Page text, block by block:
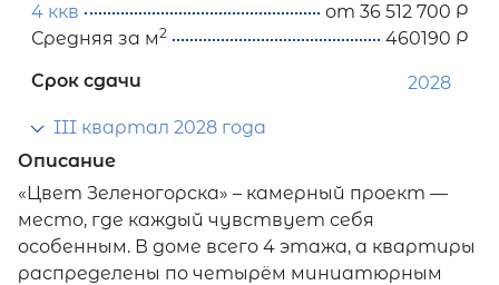
4 ккв
от 36 512 700 Р
Средняя за м2
460190 Р
Срок сдачи
2028
III квартал 2028 года
Описание
«Цвет Зеленогорска» – камерный проект —
место, где каждый чувствует себя
особенным. В доме всего 4 этажа, а квартиры
распределены по четырём миниатюрным